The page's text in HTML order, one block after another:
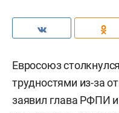
Евросоюз
трудностями из-за
заявил глава РФПИ